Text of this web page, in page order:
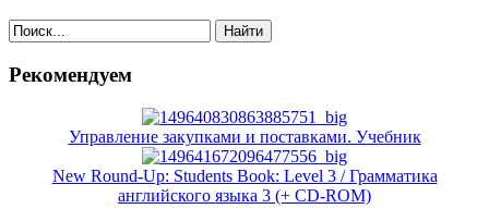
Найти
Рекомендуем
Управление закупками и поставками. Учебник
New Round-Up: Students Book: Level 3 / Грамматика
английского языка 3 (+ CD-ROM)